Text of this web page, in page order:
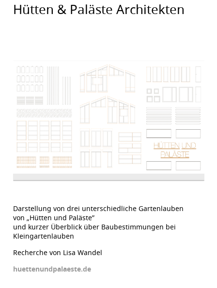
Hütten & Paläste Architekten
Darstellung von drei unterschiedliche Gartenlauben
von „Hütten und Paläste”
und kurzer Überblick über Baubestimmungen bei
Kleingartenlauben
Recherche von Lisa Wandel
huettenundpalaeste.de